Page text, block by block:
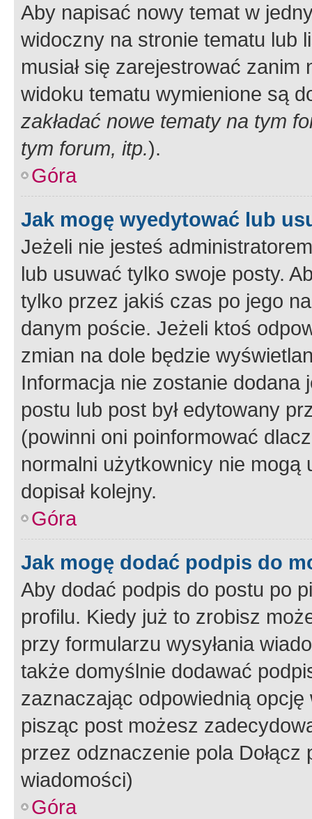
Aby napisać nowy temat w
widoczny na stronie tematu lub
musiał się zarejestrować
widoku tematu wymienione są
zakładać nowe tematy na tym
tym forum, itp.).
Góra
Jak mogę wyedytować lub
Jeżeli nie jesteś
lub usuwać tylko swoje posty.
tylko przez jakiś czas po jego
danym poście. Jeżeli ktoś
zmian na dole będzie
Informacja nie zostanie dodana
postu lub post był edytowany
(powinni oni poinformować
normalni użytkownicy nie
dopisał kolejny.
Góra
Jak mogę dodać podpis do
Aby dodać podpis do postu po
profilu. Kiedy już to zrobisz
przy formularzu wysyłania
także domyślnie dodawać
zaznaczając odpowiednią
pisząc post możesz
przez odznaczenie pola
wiadomości)
Góra